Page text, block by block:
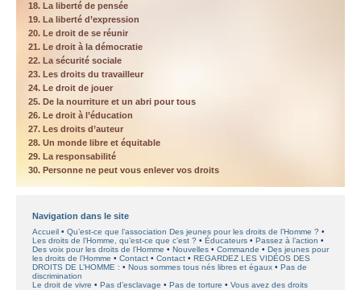
18. La liberté de pensée
19. La liberté d’expression
20. Le droit de se réunir
21. Le droit à la démocratie
22. La sécurité sociale
23. Les droits du travailleur
24. Le droit de jouer
25. De la nourriture et un abri pour tous
26. Le droit à l’éducation
27. Les droits d’auteur
28. Un monde libre et équitable
29. La responsabilité
30. Personne ne peut vous enlever vos droits
Navigation dans le site
Accueil
Qu’est-ce que l’association Des jeunes pour les droits de l’Homme ?
Les droits de l’Homme, qu’est-ce que c’est ?
Éducateurs
Passez à l’action
Des voix pour les droits de l’Homme
Nouvelles Commande
Des jeunes pour
les droits de l’Homme
Contact Contact
REGARDEZ LES VIDÉOS DES
DROITS DE L’HOMME :
Nous sommes tous nés libres et égaux
Pas de
discrimination
Le droit de vivre
Pas d’esclavage Pas de torture
Vous avez des droits